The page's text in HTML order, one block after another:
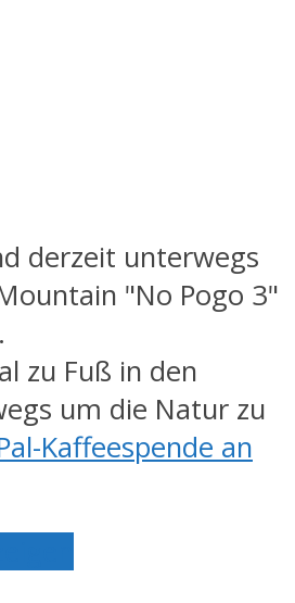
derzeit unterwegs
"No Pogo 3"
zu Fuß in den
um die Natur zu
Kaffeespende an